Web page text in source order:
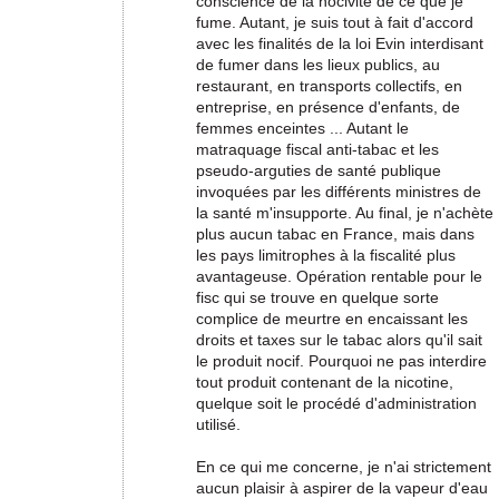
fume. Autant, je suis tout à fait d'accord
avec les finalités de la loi Evin interdisant
de fumer dans les lieux publics, au
restaurant, en transports collectifs, en
entreprise, en présence d'enfants, de
femmes enceintes ... Autant le
matraquage fiscal anti-tabac et les
pseudo-arguties de santé publique
invoquées par les différents ministres de
la santé m'insupporte. Au final, je n'achète
plus aucun tabac en France, mais dans
les pays limitrophes à la fiscalité plus
avantageuse. Opération rentable pour le
fisc qui se trouve en quelque sorte
complice de meurtre en encaissant les
droits et taxes sur le tabac alors qu'il sait
le produit nocif. Pourquoi ne pas interdire
tout produit contenant de la nicotine,
quelque soit le procédé d'administration
utilisé.
En ce qui me concerne, je n'ai strictement
aucun plaisir à aspirer de la vapeur d'eau